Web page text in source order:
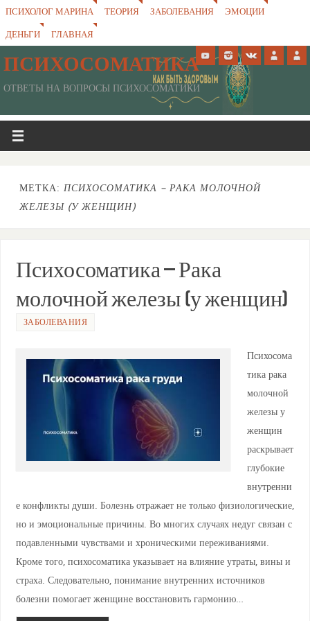
ПСИХОЛОГ МАРИНА ТЕОРИЯ ЗАБОЛЕВАНИЯ
ЭМОЦИИ
ДЕНЬГИ
ГЛАВНАЯ
ПСИХОСОМАТИКА
ОТВЕТЫ НА ВОПРОСЫ ПСИХОСОМАТИКИ
МЕТКА: ПСИХОСОМАТИКА – РАКА МОЛОЧНОЙ
ЖЕЛЕЗЫ (У ЖЕНЩИН)
Психосоматика – Рака
молочной железы (у женщин)
ЗАБОЛЕВАНИЯ
Психосома
тика рака
молочной
железы у
женщин
раскрывает
глубокие
внутренни
е конфликты души. Болезнь отражает не только физиологические,
но и эмоциональные причины. Во многих случаях недуг связан с
подавленными чувствами и хроническими переживаниями.
Кроме того, психосоматика указывает на влияние утраты, вины и
страха. Следовательно, понимание внутренних источников
болезни помогает женщине восстановить гармонию…